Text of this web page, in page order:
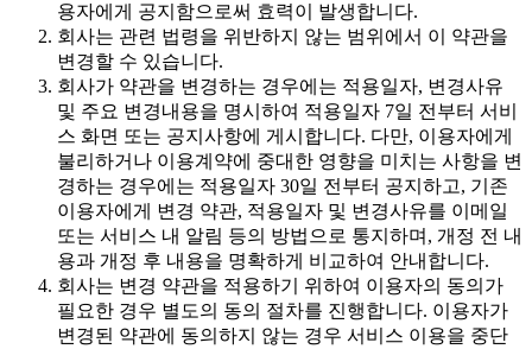
용자에게 공지함으로써 효력이 발생합니다.
회사는 관련 법령을 위반하지 않는 범위에서 이 약관을
변경할 수 있습니다.
회사가 약관을 변경하는 경우에는 적용일자, 변경사유
및 주요 변경내용을 명시하여 적용일자 7일 전부터 서비
스 화면 또는 공지사항에 게시합니다. 다만, 이용자에게
불리하거나 이용계약에 중대한 영향을 미치는 사항을 변
경하는 경우에는 적용일자 30일 전부터 공지하고, 기존
이용자에게 변경 약관, 적용일자 및 변경사유를 이메일
또는 서비스 내 알림 등의 방법으로 통지하며, 개정 전 내
용과 개정 후 내용을 명확하게 비교하여 안내합니다.
회사는 변경 약관을 적용하기 위하여 이용자의 동의가
필요한 경우 별도의 동의 절차를 진행합니다. 이용자가
변경된 약관에 동의하지 않는 경우 서비스 이용을 중단